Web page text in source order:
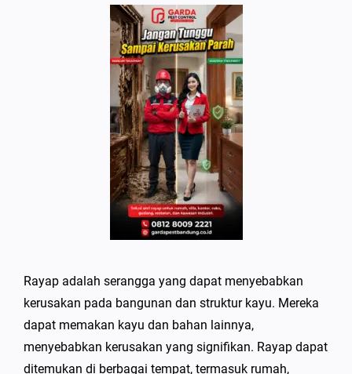
Rayap adalah serangga yang dapat menyebabkan
kerusakan pada bangunan dan struktur kayu. Mereka
dapat memakan kayu dan bahan lainnya,
menyebabkan kerusakan yang signifikan. Rayap dapat
ditemukan di berbagai tempat, termasuk rumah,